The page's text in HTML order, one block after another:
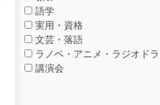
語学
実用・資格
文芸・落語
ラノベ・アニメ・ラジオド
講演会